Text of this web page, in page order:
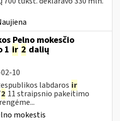
Pelno mokesčio
1 ir 2 dalių
10
labdaros ir
2 11 straipsnio pakeitimo
mokestis